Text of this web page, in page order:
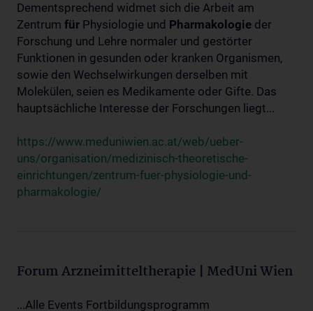
Dementsprechend widmet sich die Arbeit am
Zentrum für Physiologie und Pharmakologie der
Forschung und Lehre normaler und gestörter
Funktionen in gesunden oder kranken Organismen,
sowie den Wechselwirkungen derselben mit
Molekülen, seien es Medikamente oder Gifte. Das
hauptsächliche Interesse der Forschungen liegt...
https://www.meduniwien.ac.at/web/ueber-
uns/organisation/medizinisch-theoretische-
einrichtungen/zentrum-fuer-physiologie-und-
pharmakologie/
Forum Arzneimitteltherapie | MedUni Wien
...Alle Events Fortbildungsprogramm